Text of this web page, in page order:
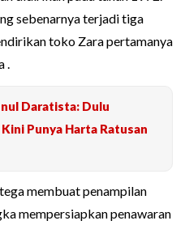
sebenarnya terjadi tiga
toko Zara pertamanya
Daratista: Dulu
Punya Harta Ratusan
membuat penampilan
mempersiapkan penawaran